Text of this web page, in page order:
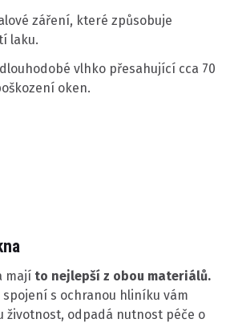
záření, které způsobuje
laku.
vlhko přesahující cca 70
oken.
mají to nejlepší z obou materiálů.
s ochranou hliníku vám
životnost, odpadá nutnost péče o